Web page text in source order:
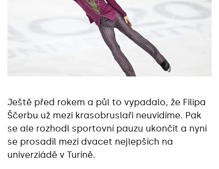
Ještě před rokem a půl to vypadalo, že Filipa
Ščerbu už mezi krasobruslaři neuvidíme. Pak
se ale rozhodl sportovní pauzu ukončit a nyní
se prosadil mezi dvacet nejlepších na
univerziádě v Turíně.